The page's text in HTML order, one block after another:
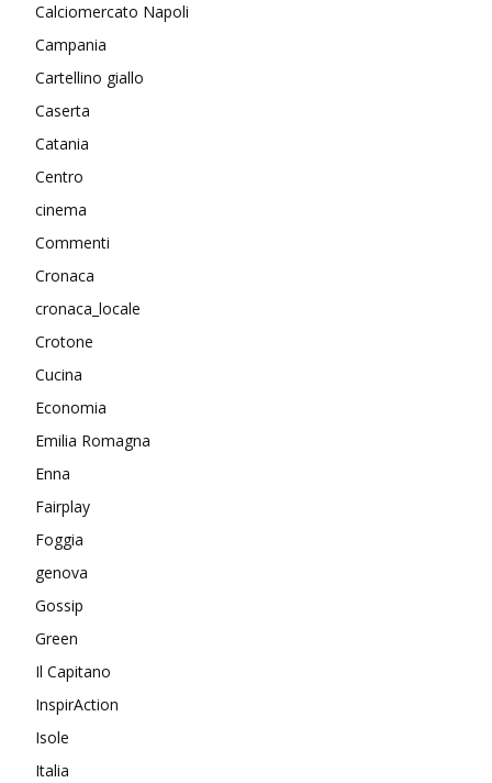
Calciomercato Napoli
Campania
Cartellino giallo
Caserta
Catania
Centro
cinema
Commenti
Cronaca
cronaca_locale
Crotone
Cucina
Economia
Emilia Romagna
Enna
Fairplay
Foggia
genova
Gossip
Green
Il Capitano
InspirAction
Isole
Italia